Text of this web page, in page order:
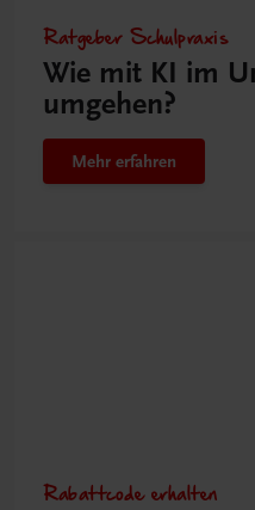
Ratgeber Schulpraxis
Wie mit KI im
umgehen?
Mehr erfahren
Rabattcode erhalten